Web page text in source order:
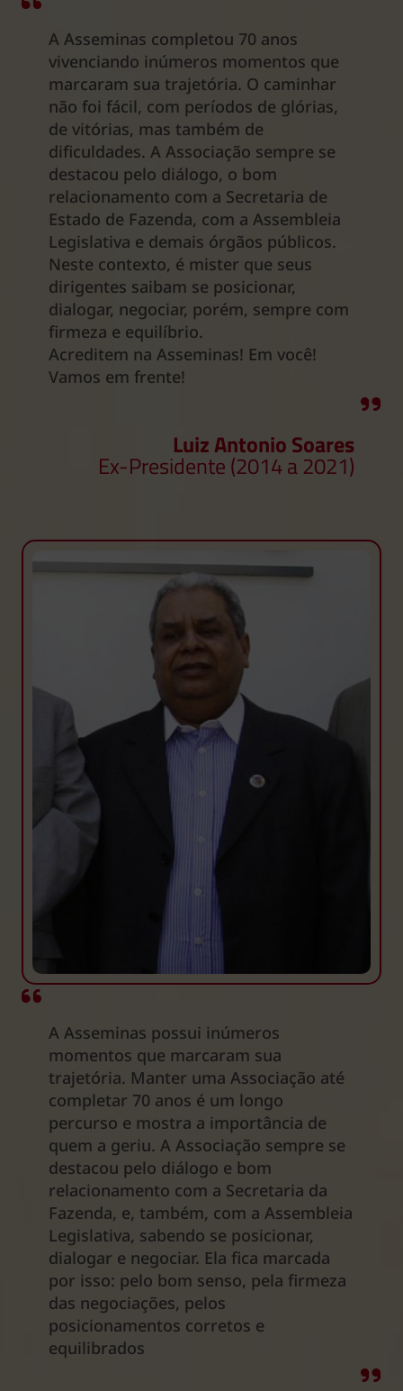
A Asseminas completou 70 anos
vivenciando inúmeros momentos que
marcaram sua trajetória. O caminhar
não foi fácil, com períodos de glórias,
de vitórias, mas também de
dificuldades. A Associação sempre se
destacou pelo diálogo, o bom
relacionamento com a Secretaria de
Estado de Fazenda, com a Assembleia
Legislativa e demais órgãos públicos.
Neste contexto, é mister que seus
dirigentes saibam se posicionar,
dialogar, negociar, porém, sempre com
firmeza e equilíbrio.
Acreditem na Asseminas! Em você!
Vamos em frente!
Luiz Antonio Soares
Ex-Presidente (2014 a 2021)
A Asseminas possui inúmeros
momentos que marcaram sua
trajetória. Manter uma Associação até
completar 70 anos é um longo
percurso e mostra a importância de
quem a geriu. A Associação sempre se
destacou pelo diálogo e bom
relacionamento com a Secretaria da
Fazenda, e, também, com a Assembleia
Legislativa, sabendo se posicionar,
dialogar e negociar. Ela fica marcada
por isso: pelo bom senso, pela firmeza
das negociações, pelos
posicionamentos corretos e
equilibrados